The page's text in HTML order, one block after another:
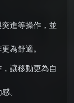
進等操作，並
為舒適。
讓移動更為自
。